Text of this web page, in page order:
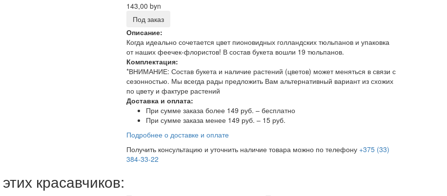
143,00 byn
Под заказ
Описание:
Когда идеально сочетается цвет пионовидных голландских тюльпанов и упаковка
от наших феечек-флористов! В состав букета вошли 19 тюльпанов.
Комплектация:
*ВНИМАНИЕ: Состав букета и наличие растений (цветов) может меняться в связи с
сезонностью. Мы всегда рады предложить Вам альтернативный вариант из схожих
по цвету и фактуре растений
Доставка и оплата:
При сумме заказа более 149 руб. – бесплатно
При сумме заказа менее 149 руб. – 15 руб.
Подробнее о доставке и оплате
Получить консультацию и уточнить наличие товара можно по телефону +375 (33)
384-33-22
красавчиков: